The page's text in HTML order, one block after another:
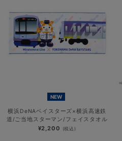
NEW
横浜DeNAベイスターズ×横浜高速鉄
道/ご当地スターマン/フェイスタオル
¥2,200 (税込)